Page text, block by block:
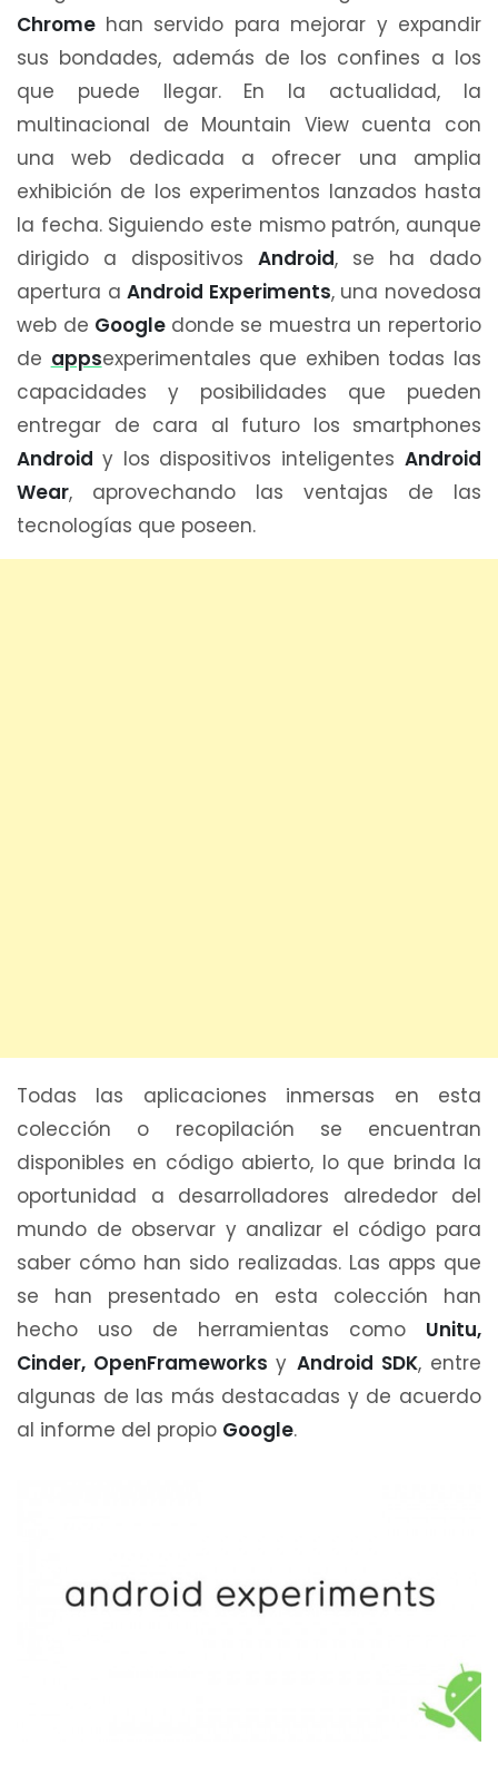
Chrome han servido para mejorar y expandir
sus bondades, además de los confines a los
que puede llegar. En la actualidad, la
multinacional de Mountain View cuenta con
una web dedicada a ofrecer una amplia
exhibición de los experimentos lanzados hasta
la fecha. Siguiendo este mismo patrón, aunque
dirigido a dispositivos Android, se ha dado
apertura aAndroid Experiments, una novedosa
web de Google donde se muestra un repertorio
de appsexperimentales que exhiben todas las
capacidades y posibilidades que pueden
entregar de cara al futuro los smartphones
Android y los dispositivos inteligentesAndroid
Wear, aprovechando las ventajas de las
tecnologías que poseen.
Todas las aplicaciones inmersas en esta
colección o recopilación se encuentran
disponibles en código abierto, lo que brinda la
oportunidad a desarrolladores alrededor del
mundo de observar y analizar el código para
saber cómo han sido realizadas. Las apps que
se han presentado en esta colección han
hecho uso de herramientas como Unitu,
Cinder, OpenFrameworksy Android SDK, entre
algunas de las más destacadas y de acuerdo
al informe del propio Google.